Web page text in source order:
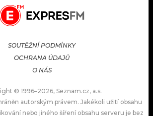
SOUTĚŽNÍ PODMÍNKY
OCHRANA ÚDAJŮ
O NÁS
© 1996–2026, Seznam.cz, a.s.
autorským právem. Jakékoli užití obsahu
nebo jiného šíření obsahu serveru je bez